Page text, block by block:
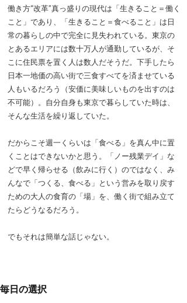
働き方“改革”真っ盛りの現代は「生きること＝働く
こと」であり、「生きること＝食べること」は日
常の暮らしの中で完全に見失われている。東京の
とあるエリアには数十万人が通勤しているが、そ
こに住民票を置く人は数人だそうだ。下手したら
日本一地価の高い街で三食すべてを済ませている
人もいるだろう（安価に美味しいものを出すのは
不可能）。自分自身も東京で暮らしていた時は、
そんな生活を繰り返していた。
だからこそ週一くらいは「食べる」を真ん中に置
くことはできないかと思う。「ノー残業デイ」な
どで早く帰らせる（飲みに行く）のではなく、み
んなで「つくる、食べる」という営みを取り戻す
ための大人の食育の「場」を、働く街で組み立て
たらどうなるだろう。
でもそれは簡単な話じゃない。
毎日の選択